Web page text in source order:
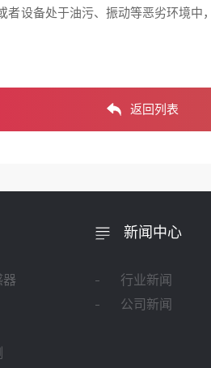
设备处于油污、振动等恶劣环境
返回列表
器
新闻中心
行业新闻
公司新闻